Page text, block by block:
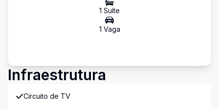
1 Suíte
1 Vaga
Infraestrutura
Circuito de TV